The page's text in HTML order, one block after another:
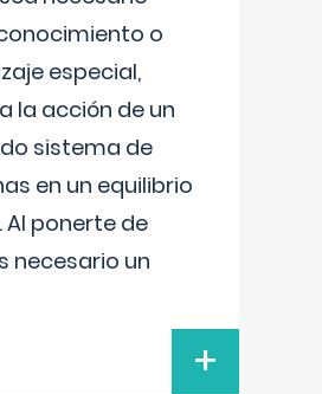
o
especial,
la acción de un
sistema de
en un equilibrio
Al ponerte de
necesario un
+